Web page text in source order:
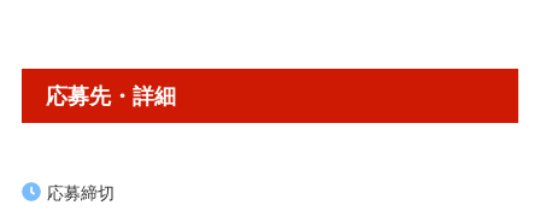
応募先・詳細
応募締切